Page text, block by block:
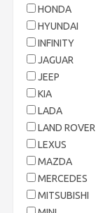
HONDA
HYUNDAI
INFINITY
JAGUAR
JEEP
KIA
LADA
LAND ROVER
LEXUS
MAZDA
MERCEDES
MITSUBISHI